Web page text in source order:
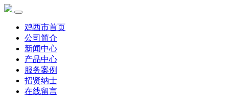
鸡西市首页
公司简介
新闻中心
产品中心
服务案例
招贤纳士
在线留言